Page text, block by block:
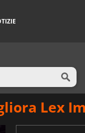
Lex